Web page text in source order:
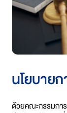
นโยบาย
ด้วยคณะกรรมกา